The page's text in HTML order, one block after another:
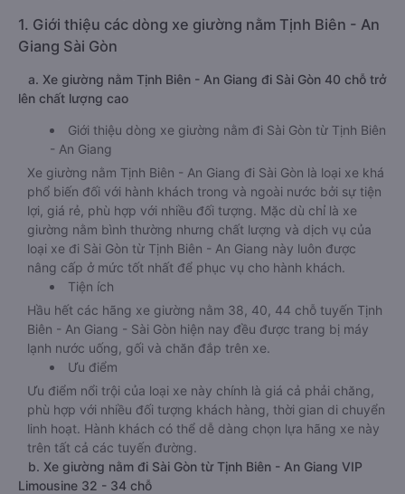
1. Giới thiệu các dòng xe giường nằm Tịnh Biên - An
Giang Sài Gòn
a. Xe giường nằm Tịnh Biên - An Giang đi Sài Gòn 40 chỗ trở
lên chất lượng cao
Giới thiệu dòng xe giường nằm đi Sài Gòn từ Tịnh Biên
- An Giang
Xe giường nằm Tịnh Biên - An Giang đi Sài Gòn là loại xe khá
phổ biến đối với hành khách trong và ngoài nước bởi sự tiện
lợi, giá rẻ, phù hợp với nhiều đối tượng. Mặc dù chỉ là xe
giường nằm bình thường nhưng chất lượng và dịch vụ của
loại xe đi Sài Gòn từ Tịnh Biên - An Giang này luôn được
nâng cấp ở mức tốt nhất để phục vụ cho hành khách.
Tiện ích
Hầu hết các hãng xe giường nằm 38, 40, 44 chỗ tuyến Tịnh
Biên - An Giang - Sài Gòn hiện nay đều được trang bị máy
lạnh nước uống, gối và chăn đắp trên xe.
Ưu điểm
Ưu điểm nổi trội của loại xe này chính là giá cả phải chăng,
phù hợp với nhiều đối tượng khách hàng, thời gian di chuyển
linh hoạt. Hành khách có thể dễ dàng chọn lựa hãng xe này
trên tất cả các tuyến đường.
b. Xe giường nằm đi Sài Gòn từ Tịnh Biên - An Giang VIP
Limousine 32 - 34 chỗ